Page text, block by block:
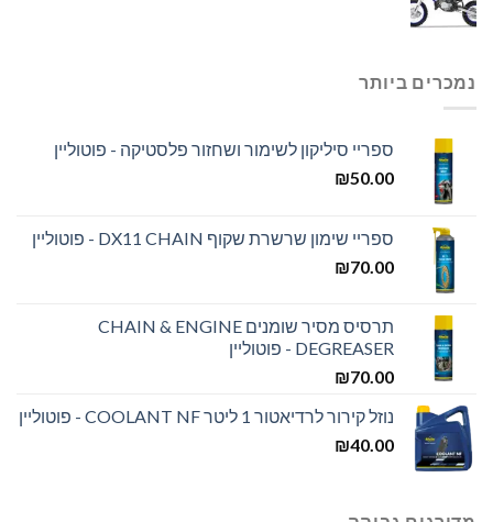
נמכרים ביותר
ספריי סיליקון לשימור ושחזור פלסטיקה - פוטוליין
₪50.00
ספריי שימון שרשרת שקוף DX11 CHAIN - פוטוליין
₪70.00
תרסיס מסיר שומנים CHAIN & ENGINE
DEGREASER - פוטוליין
₪70.00
נוזל קירור לרדיאטור 1 ליטר COOLANT NF - פוטוליין
₪40.00